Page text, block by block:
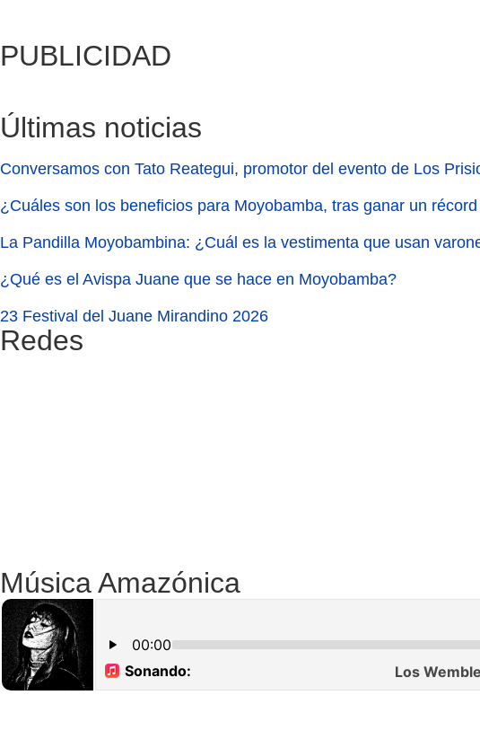
PUBLICIDAD
Últimas noticias
Conversamos con Tato Reategui, promotor del evento de Los
¿Cuáles son los beneficios para Moyobamba, tras ganar un
La Pandilla Moyobambina: ¿Cuál es la vestimenta que usan
¿Qué es el Avispa Juane que se hace en Moyobamba?
23 Festival del Juane Mirandino 2026
Redes
Música Amazónica